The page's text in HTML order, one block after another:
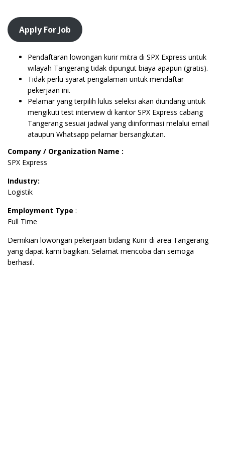
Apply For Job
Pendaftaran lowongan kurir mitra di SPX Express untuk
wilayah Tangerang tidak dipungut biaya apapun (gratis).
Tidak perlu syarat pengalaman untuk mendaftar
pekerjaan ini.
Pelamar yang terpilih lulus seleksi akan diundang untuk
mengikuti test interview di kantor SPX Express cabang
Tangerang sesuai jadwal yang diinformasi melalui email
ataupun Whatsapp pelamar bersangkutan.
Company / Organization Name :
SPX Express
Industry:
Logistik
Employment Type :
Full Time
Demikian lowongan pekerjaan bidang Kurir di area Tangerang
yang dapat kami bagikan. Selamat mencoba dan semoga
berhasil.